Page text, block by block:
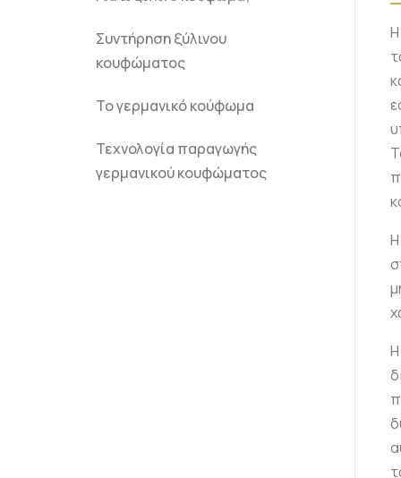
Συντήρηση ξύλινου
κουφώματος
Το γερμανικό κούφωμα
Τεχνολογία παραγωγής
γερμανικού κουφώματος